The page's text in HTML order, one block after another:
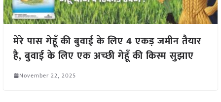
मेरे पास गेहूँ की बुवाई के लिए 4 एकड़ जमीन तैयार
है, बुवाई के लिए एक अच्छी गेहूँ की किस्म सुझाए
November 22, 2025